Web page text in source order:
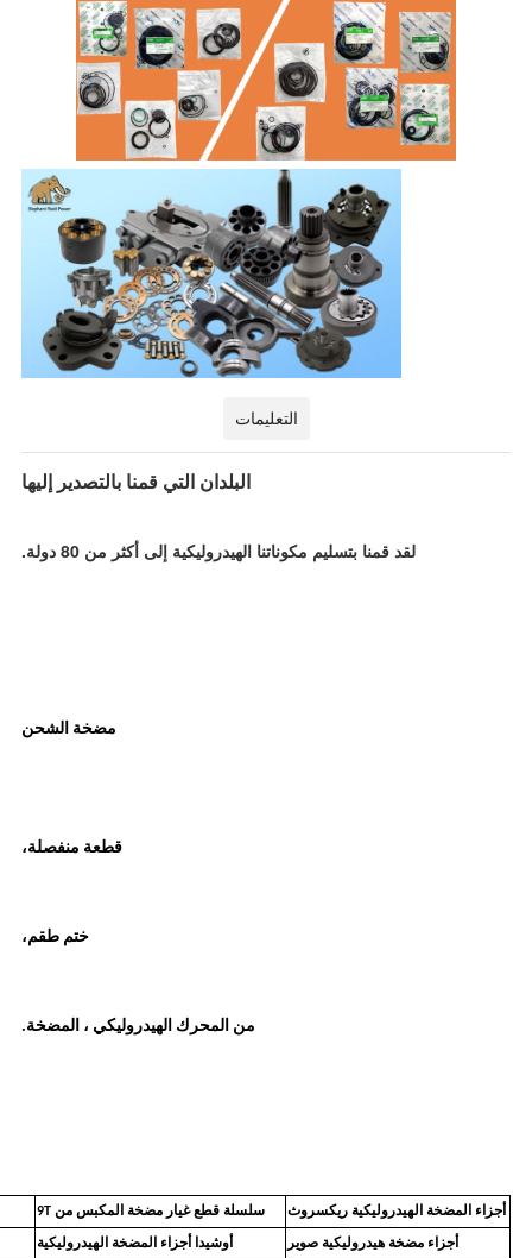
التعليمات
البلدان التي قمنا بالتصدير إليها
لقد قمنا بتسليم مكوناتنا الهيدروليكية إلى أكثر من 80 دولة.
مضخة الشحن
قطعة منفصلة،
ختم طقم،
من المحرك الهيدروليكي ، المضخة.
أجزاء المضخة الهيدروليكية ريكسروث سلسلة قطع غيار مضخة المكبس من 9T
أجزاء مضخة هيدروليكية صوير أوشيدا أجزاء المضخة الهيدروليكية